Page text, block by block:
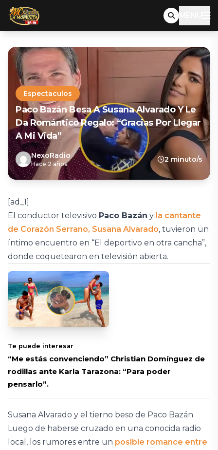
MENU
Espectaculos
Paco Bazán Besa A Susana Alvarado Y Le
Da Romántico Regalo: “Gracias Por Llegar
A Mi Vida”
NexoRadio
Hace 2 años
2 minuto/s
[ad_1]
El conductor televisivo Paco Bazán y la cantante
de Corazón Serrano, Susana Alvarado, tuvieron un
íntimo encuentro en “El deportivo en otra cancha”,
donde coquetearon en televisión abierta.
Te puede interesar
“Me estás convenciendo” Christian Domínguez de
rodillas ante Karla Tarazona: “Para poder
pensarlo”.
Susana Alvarado y el tierno beso de Paco Bazán
Luego de haberse cruzado en una conocida radio
local, los rumores entre un posible romance entre